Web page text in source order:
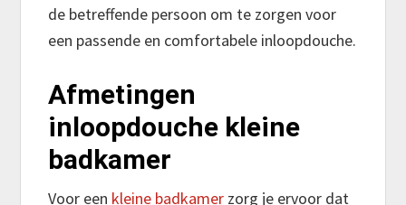
de betreffende persoon om te zorgen voor
een passende en comfortabele inloopdouche.
Afmetingen
inloopdouche kleine
badkamer
Voor een kleine badkamer zorg je ervoor dat